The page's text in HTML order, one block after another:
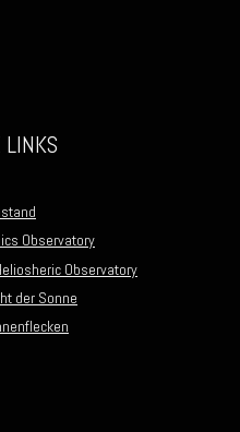
Observatory
Observatory
der Sonne